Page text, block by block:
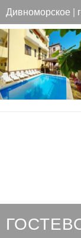
Дивноморское |